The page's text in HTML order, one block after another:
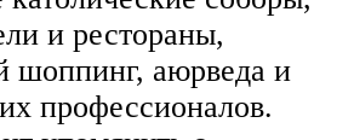
и рестораны,
шоппинг, аюрведа и
профессионалов.